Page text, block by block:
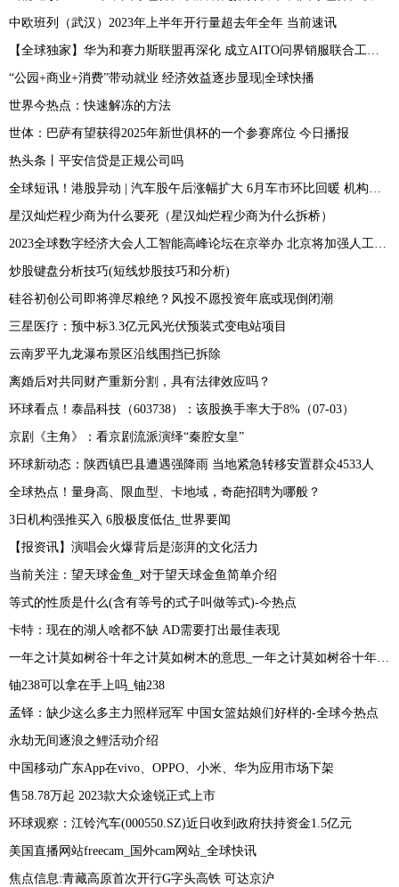
中欧班列（武汉）2023年上半年开行量超去年全年 当前速讯
【全球独家】华为和赛力斯联盟再深化 成立AITO问界销服联合工作组
“公园+商业+消费”带动就业 经济效益逐步显现|全球快播
世界今热点：快速解冻的方法
世体：巴萨有望获得2025年新世俱杯的一个参赛席位 今日播报
热头条丨平安信贷是正规公司吗
全球短讯！港股异动 | 汽车股午后涨幅扩大 6月车市环比回暖 机构看好新能源车对传统燃油汽车加速替代
星汉灿烂程少商为什么要死（星汉灿烂程少商为什么拆桥）
2023全球数字经济大会人工智能高峰论坛在京举办 北京将加强人工智能政策创新和标准引领-当前短讯
炒股键盘分析技巧(短线炒股技巧和分析)
硅谷初创公司即将弹尽粮绝？风投不愿投资年底或现倒闭潮
三星医疗：预中标3.3亿元风光伏预装式变电站项目
云南罗平九龙瀑布景区沿线围挡已拆除
离婚后对共同财产重新分割，具有法律效应吗？
环球看点！泰晶科技（603738）：该股换手率大于8%（07-03）
京剧《主角》：看京剧流派演绎“秦腔女皇”
环球新动态：陕西镇巴县遭遇强降雨 当地紧急转移安置群众4533人
全球热点！量身高、限血型、卡地域，奇葩招聘为哪般？
3日机构强推买入 6股极度低估_世界要闻
【报资讯】演唱会火爆背后是澎湃的文化活力
当前关注：望天球金鱼_对于望天球金鱼简单介绍
等式的性质是什么(含有等号的式子叫做等式)-今热点
卡特：现在的湖人啥都不缺 AD需要打出最佳表现
一年之计莫如树谷十年之计莫如树木的意思_一年之计莫如树谷十年之计终身之计
铀238可以拿在手上吗_铀238
孟铎：缺少这么多主力照样冠军 中国女篮姑娘们好样的-全球今热点
永劫无间逐浪之鲤活动介绍
中国移动广东App在vivo、OPPO、小米、华为应用市场下架
售58.78万起 2023款大众途锐正式上市
环球观察：江铃汽车(000550.SZ)近日收到政府扶持资金1.5亿元
美国直播网站freecam_国外cam网站_全球快讯
焦点信息:青藏高原首次开行G字头高铁 可达京沪